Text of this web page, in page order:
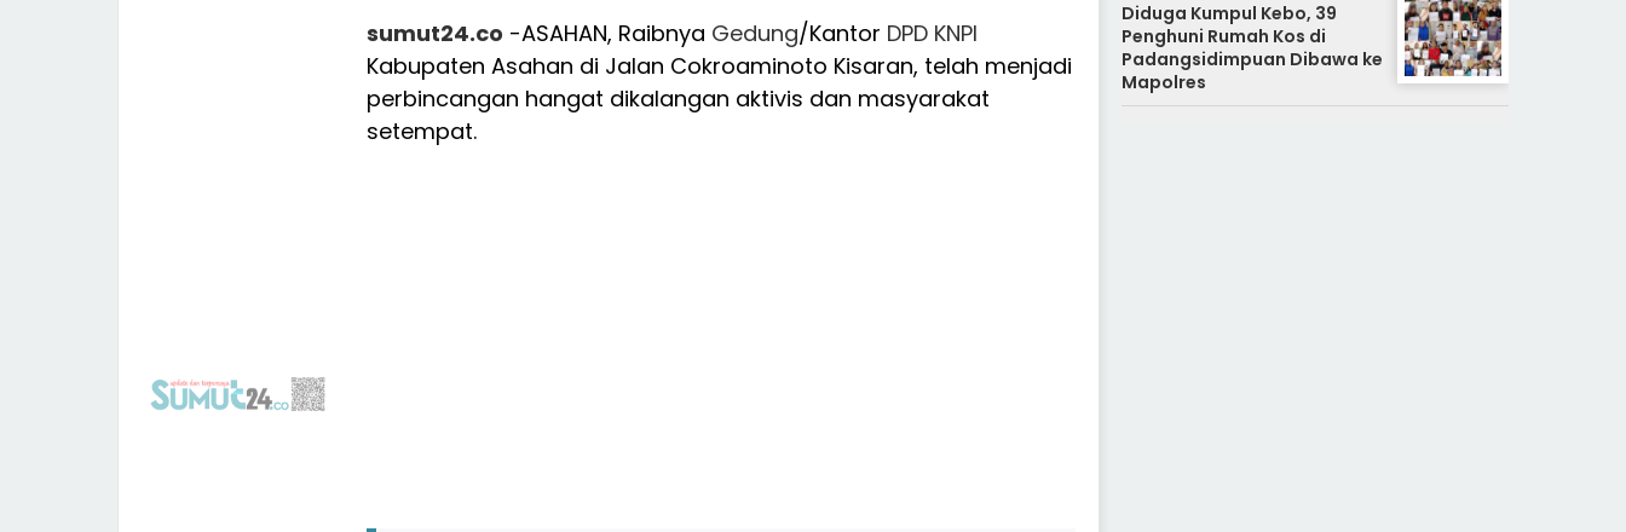
sumut24.co -ASAHAN, Raibnya Gedung/Kantor DPD KNPI
Kabupaten Asahan di Jalan Cokroaminoto Kisaran, telah menjadi
perbincangan hangat dikalangan aktivis dan masyarakat
setempat.
Diduga Kumpul Kebo, 39
Penghuni Rumah Kos di
Padangsidimpuan Dibawa ke
Mapolres